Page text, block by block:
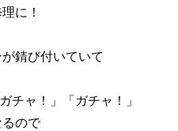
に！
錆び付いていて
チャ！」「ガチャ！」
ので